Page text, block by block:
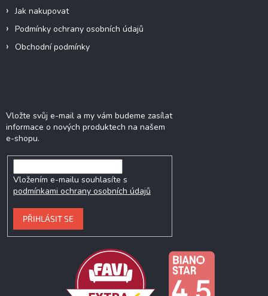
Jak nakupovat
Podmínky ochrany osobních údajů
Obchodní podmínky
Vložte svůj e-mail a my vám budeme zasílat
informace o nových produktech na našem
e-shopu.
Vložením e-mailu souhlasíte s
podmínkami ochrany osobních údajů
PŘIHLÁSIT SE